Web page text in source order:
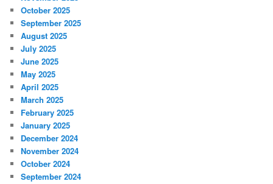
October 2025
September 2025
August 2025
July 2025
June 2025
May 2025
April 2025
March 2025
February 2025
January 2025
December 2024
November 2024
October 2024
September 2024